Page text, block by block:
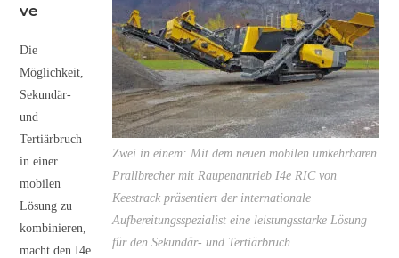
Zwei in einem: Mit dem neuen mobilen umkehrbaren
Prallbrecher mit Raupenantrieb I4e RIC von
Keestrack präsentiert der internationale
Aufbereitungsspezialist eine leistungsstarke Lösung
für den Sekundär- und Tertiärbruch
ve
Die
Möglichkeit,
Sekundär-
und
Tertiärbruch
in einer
mobilen
Lösung zu
kombinieren,
macht den I4e